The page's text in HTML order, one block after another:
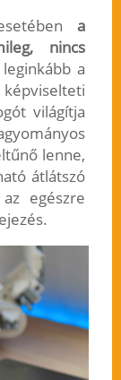
a
nincs
a
világítja
lenne,
átlátszó
egészre